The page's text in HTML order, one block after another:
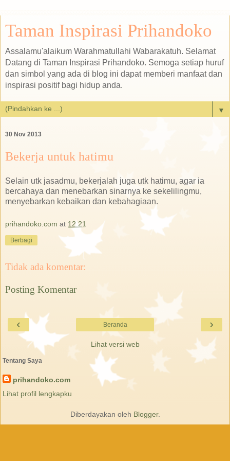
Taman Inspirasi Prihandoko
Assalamu'alaikum Warahmatullahi Wabarakatuh. Selamat
Datang di Taman Inspirasi Prihandoko. Semoga setiap huruf
dan simbol yang ada di blog ini dapat memberi manfaat dan
inspirasi positif bagi hidup anda.
▼
30 Nov 2013
Bekerja untuk hatimu
Selain utk jasadmu, bekerjalah juga utk hatimu, agar ia
bercahaya dan menebarkan sinarnya ke sekelilingmu,
menyebarkan kebaikan dan kebahagiaan.
prihandoko.com at 12.21
Berbagi
Tidak ada komentar:
Posting Komentar
‹ ›
Beranda
Lihat versi web
Tentang Saya
prihandoko.com
Lihat profil lengkapku
Diberdayakan oleh Blogger.